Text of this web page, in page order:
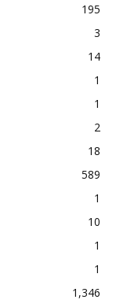
195
3
14
1
1
2
18
589
1
10
1
1
1,346